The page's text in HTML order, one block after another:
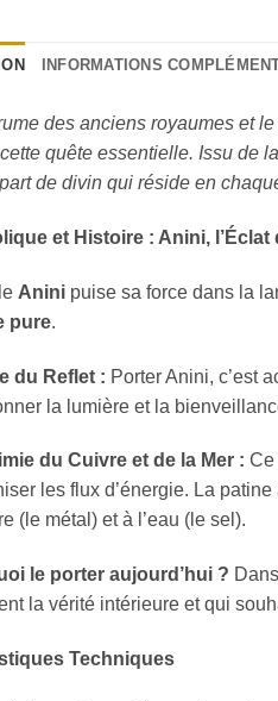
INFORMATIONS
des anciens royaumes et
quête essentielle. Issu de
de divin qui réside en
et Histoire : Anini,
Anini puise sa force dans la
pure.
du Reflet : Porter Anini, c’est
la lumière et la
du Cuivre et de la Mer : Ce
les flux d’énergie. La
(le métal) et à l’eau (le sel).
le porter aujourd’hui ?
la vérité intérieure et qui
Techniques